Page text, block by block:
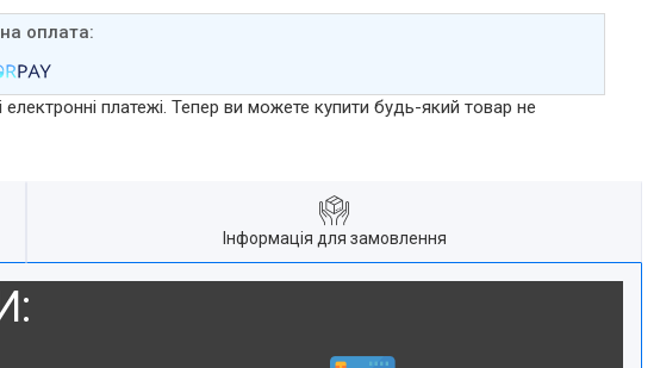
електронні платежі. Тепер ви можете купити будь-який товар не
Інформація для замовлення